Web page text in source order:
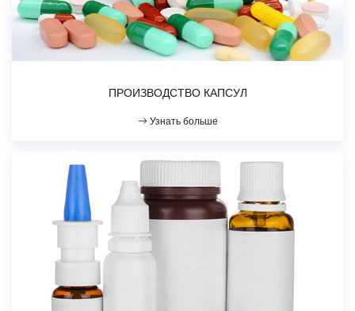
ПРОИЗВОДСТВО КАПСУЛ
Узнать больше